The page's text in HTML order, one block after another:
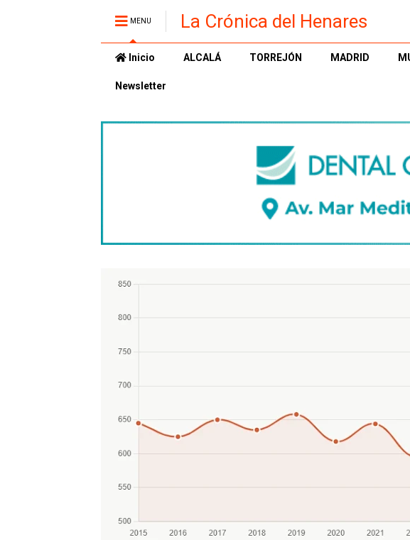
MENU La Crónica del Henares
Inicio ALCALÁ TORREJÓN MADRID
Newsletter